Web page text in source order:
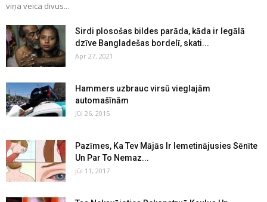
viņa veica divus...
Sirdi plosošas bildes parāda, kāda ir legālā
dzīve Bangladešas bordelī, skati...
Apr 27, 2021
Hammers uzbrauc virsū vieglajām
automašīnām
Jūl 26, 2015
Pazīmes, Ka Tev Mājās Ir Iemetinājusies Sēnīte
Un Par To Nemaz...
Jūl 11, 2017